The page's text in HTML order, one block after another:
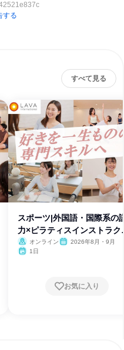
する
すべて見る
スポーツ|外国語・国際系の
力×ピラティスインストラク
ー
オンライン
2026年8月・9月
1日
お気に入り